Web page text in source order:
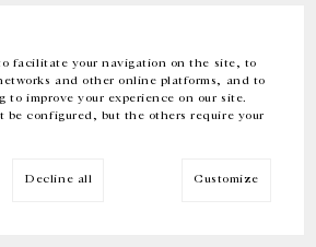
facilitate your navigation on the site, to
and other online platforms, and to
to improve your experience on our site.
be configured, but the others require your
Decline all Customize
Instagram